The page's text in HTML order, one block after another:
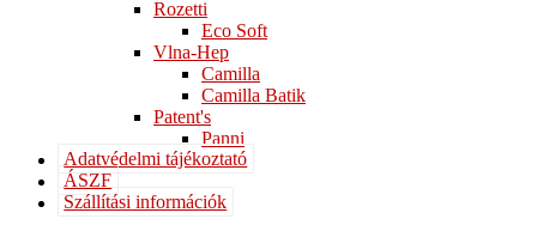
Rozetti
Eco Soft
Vlna-Hep
Camilla
Camilla Batik
Patent's
Panni
Adatvédelmi tájékoztató
ÁSZF
Szállítási információk